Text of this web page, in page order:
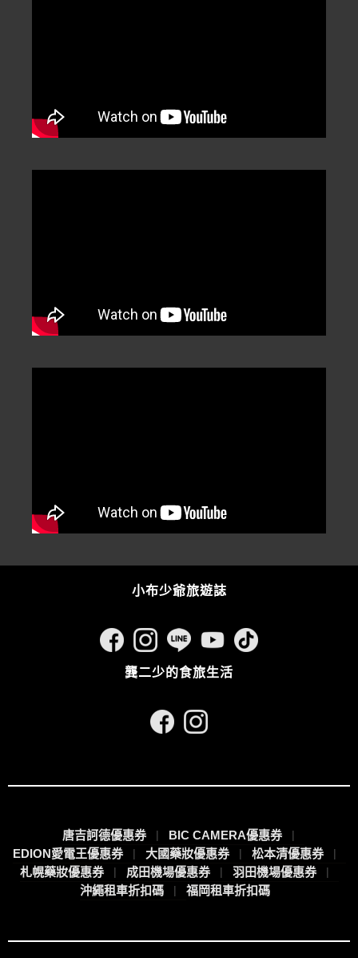
小布少爺旅遊誌
龔二少的食旅生活
唐吉訶德優惠券
BIC CAMERA優惠券
EDION愛電王優惠券
大國藥妝優惠券
松本清優惠券
札幌藥妝優惠券
成田機場優惠券
羽田機場優惠券
沖繩租車折扣碼
福岡租車折扣碼